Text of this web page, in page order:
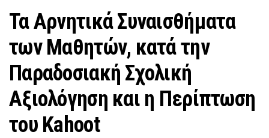
Τα Αρνητικά Συναισθήματα
των Μαθητών, κατά την
Παραδοσιακή Σχολική
Αξιολόγηση και η Περίπτωση
του Kahoot